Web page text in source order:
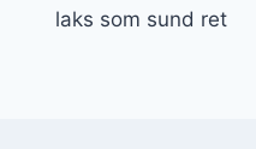
laks som sund ret